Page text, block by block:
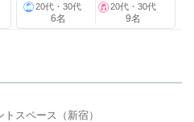
20代・30代
6名
20代・30代
9名
スペース（新宿）